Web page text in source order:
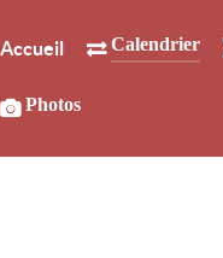
Accueil Calendrier
Photos